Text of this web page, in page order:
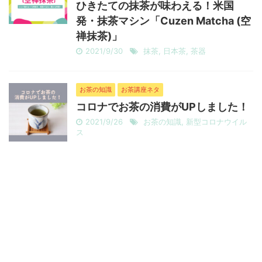
ひきたての抹茶が味わえる！米国
発・抹茶マシン「Cuzen Matcha (空
禅抹茶)」
2021/9/30 抹茶 日本茶 茶器
お茶の知識 お茶講座ネタ
コロナでお茶の消費がUPしました！
2021/9/26 お茶の知識
新型コロナウイル
ス